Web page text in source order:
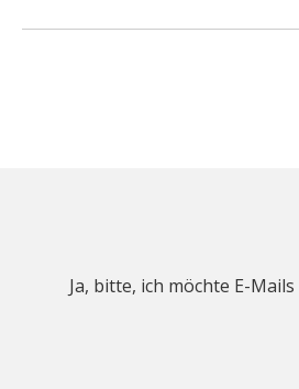
Ja, bitte, ich möchte E-